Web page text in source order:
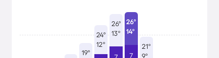
19°
24°
12°
26°
13°
26°
14°
7
21°
9°